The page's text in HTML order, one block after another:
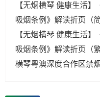
【无烟横琴 健康生活
吸烟条例》解读折页（
【无烟横琴 健康生活
吸烟条例》解读折页（
横琴粤澳深度合作区禁